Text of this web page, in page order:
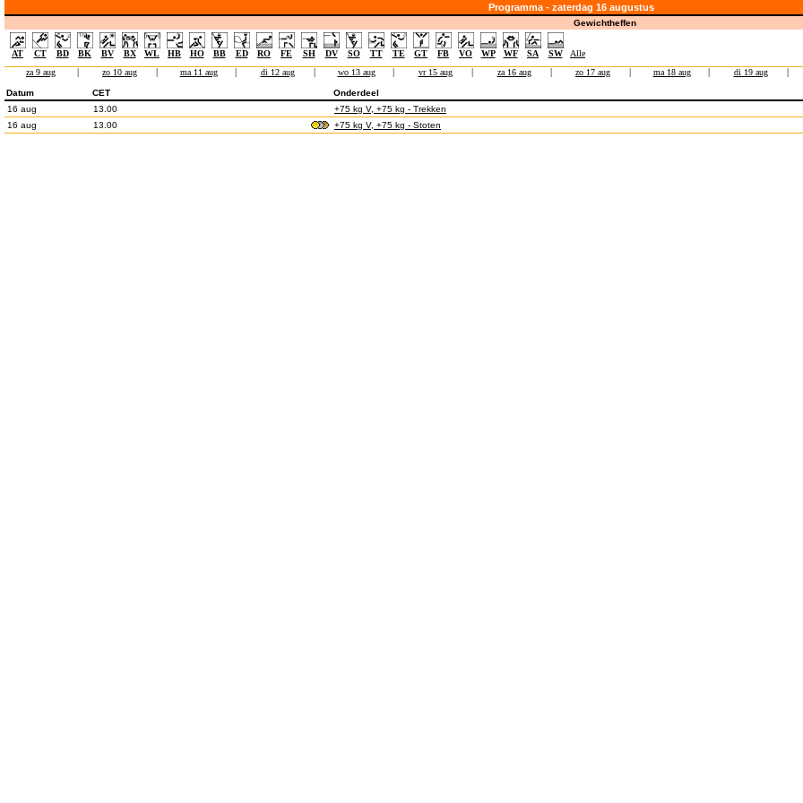
Programma - zaterdag 16 augustus
Gewichtheffen
AT CT BD BK BV BX WL HB HO BB ED RO FE SH DV SO TT TE GT FB VO WP WF SA SW
Alle
za 9 aug
zo 10 aug ma 11 aug di 12 aug wo 13 aug vr 15 aug za 16 aug zo 17 aug ma 18 aug di 19 aug
Datum CET
Onderdeel
16 aug
13.00
+75 kg V, +75 kg - Trekken
16 aug
13.00 +75 kg V, +75 kg - Stoten